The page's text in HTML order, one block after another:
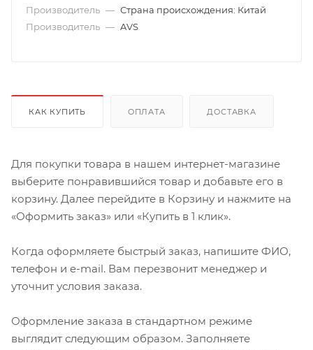
Производитель — Страна происхождения: Китай
Производитель — AVS
КАК КУПИТЬ ОПЛАТА ДОСТАВКА
Для покупки товара в нашем интернет-магазине
выберите понравившийся товар и добавьте его в
корзину. Далее перейдите в Корзину и нажмите на
«Оформить заказ» или «Купить в 1 клик».
Когда оформляете быстрый заказ, напишите ФИО,
телефон и e-mail. Вам перезвонит менеджер и
уточнит условия заказа.
Оформление заказа в стандартном режиме
выглядит следующим образом. Заполняете